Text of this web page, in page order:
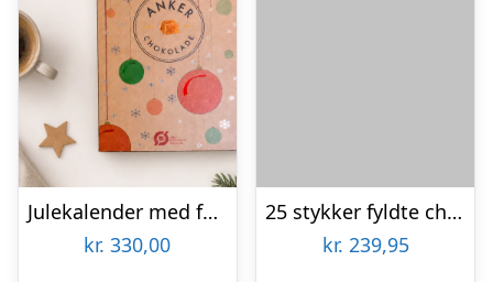
Julekalender med fyldte chokolader fra Anker Chokolade
kr. 330,00
25 stykker fyldte chokolader i rød Cocoture æske
kr. 239,95